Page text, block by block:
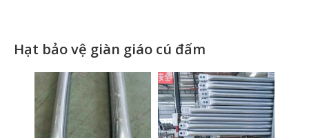
Hạt bảo vệ giàn giáo cú đấm